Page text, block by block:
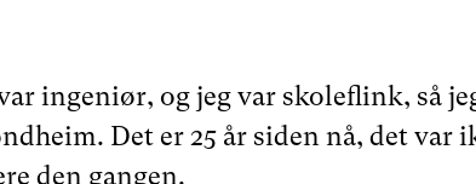
ingeniør, og jeg var skoleflink, så
Det er 25 år siden nå, det var
den gangen.